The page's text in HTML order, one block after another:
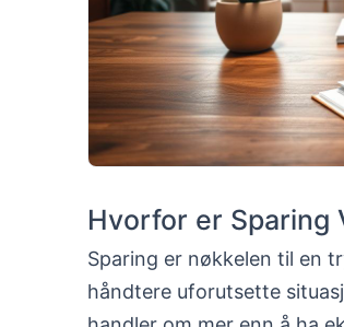
Hvorfor er Sparing
Sparing er nøkkelen til en
håndtere uforutsette